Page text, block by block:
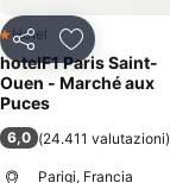
Porta di Saint Ouen
frequentato dai
consigliabile a chi
spendere grandi cifre.
CondividiAggiungi
1 Stelle
Hotel
hotelF1 Paris Saint-
Ouen - Marché aux
Puces
6,0 (24.411 valutazioni)
Parigi, Francia